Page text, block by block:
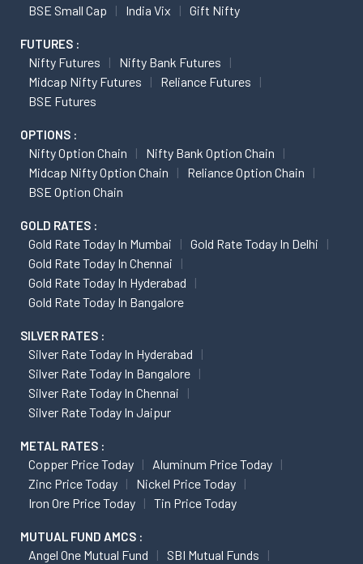
BSE Small Cap
India Vix Gift Nifty
FUTURES :
Nifty Futures
Nifty Bank Futures
Midcap Nifty Futures
Reliance Futures
BSE Futures
OPTIONS :
Nifty Option Chain
Nifty Bank Option Chain
Midcap Nifty Option Chain
Reliance Option Chain
BSE Option Chain
GOLD RATES :
Gold Rate Today In Mumbai
Gold Rate Today In Delhi
Gold Rate Today In Chennai
Gold Rate Today In Hyderabad
Gold Rate Today In Bangalore
SILVER RATES :
Silver Rate Today In Hyderabad
Silver Rate Today In Bangalore
Silver Rate Today In Chennai
Silver Rate Today In Jaipur
METAL RATES :
Copper Price Today
Aluminum Price Today
Zinc Price Today
Nickel Price Today
Iron Ore Price Today
Tin Price Today
MUTUAL FUND AMCS :
Angel One Mutual Fund
SBI Mutual Funds